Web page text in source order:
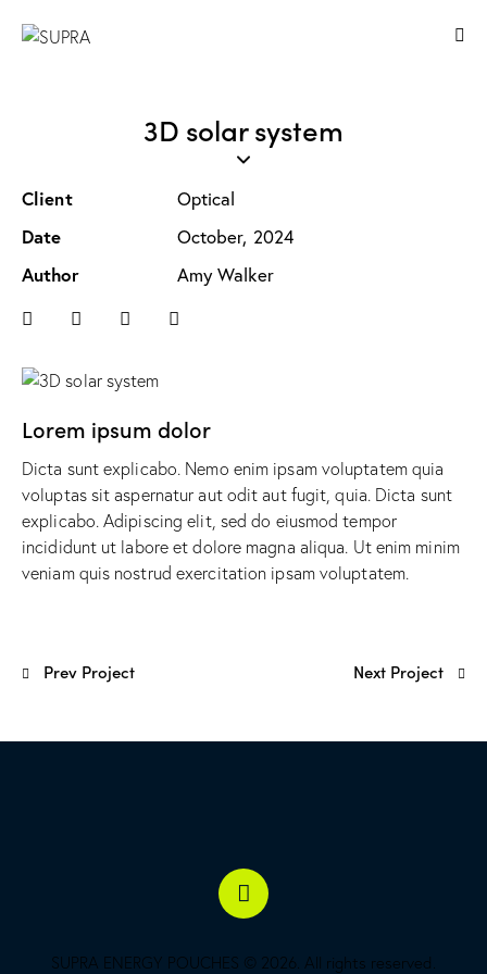
3D solar system
Lorem ipsum dolor
Dicta sunt explicabo. Nemo enim ipsam voluptatem quia
voluptas sit aspernatur aut odit aut fugit, quia. Dicta sunt
explicabo. Adipiscing elit, sed do eiusmod tempor
incididunt ut labore et dolore magna aliqua. Ut enim minim
veniam quis nostrud exercitation ipsam voluptatem.
Client Optical
Date October, 2024
Author Amy Walker
Prev Project Next Project
SUPRA ENERGY POUCHES © 2026. All rights reserved.